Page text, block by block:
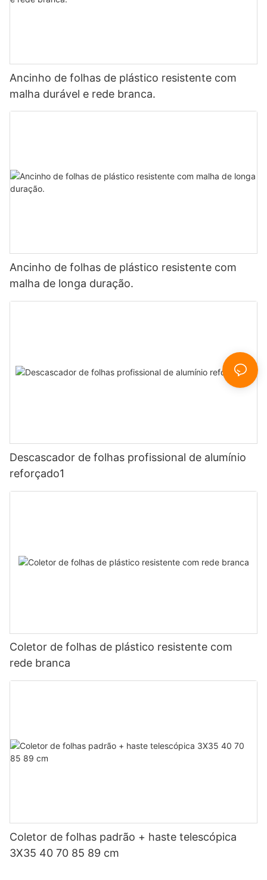
Ancinho de folhas de plástico resistente com
malha durável e rede branca.
Ancinho de folhas de plástico resistente com
malha de longa duração.
Descascador de folhas profissional de alumínio
reforçado1
Coletor de folhas de plástico resistente com
rede branca
Coletor de folhas padrão + haste telescópica
3X35 40 70 85 89 cm